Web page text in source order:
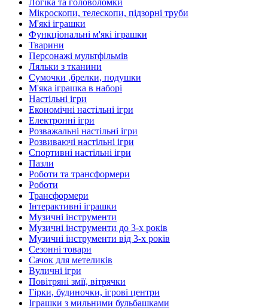
Логіка та головоломки
Мікроскопи, телескопи, підзорні труби
М'які іграшки
Функціональні м'які іграшки
Тварини
Персонажі мультфільмів
Ляльки з тканини
Сумочки ,брелки, подушки
М'яка іграшка в наборі
Настільні ігри
Економічні настільні ігри
Електронні ігри
Розважальні настільні ігри
Розвиваючі настільні ігри
Спортивні настільні ігри
Пазли
Роботи та трансформери
Роботи
Трансформери
Інтерактивні іграшки
Музичні інструменти
Музичні інструменти до 3-х років
Музичні інструменти від 3-х років
Сезонні товари
Сачок для метеликів
Вуличні ігри
Повітряні змії, вітрячки
Гірки, будиночки, ігрові центри
Іграшки з мильними бульбашками